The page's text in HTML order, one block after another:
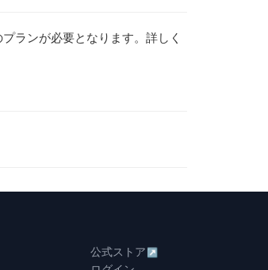
ランが必要となります。詳しく
公式ストア ↗